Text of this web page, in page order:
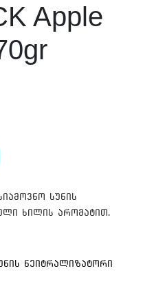
Apple
სუნის
ხილის არომატით.
ნეიტრალიზატორი